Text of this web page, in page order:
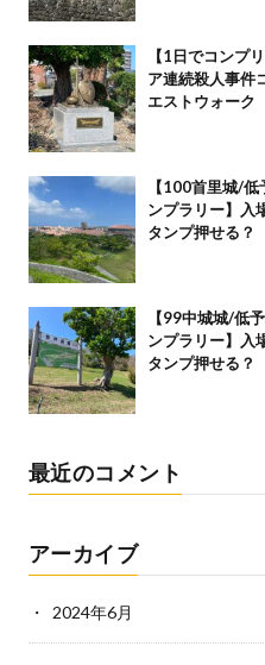
【1日でコンプ
ア連続殺人事件
エストウォーク
【100首里城/
ンプラリー】入
タンプ押せる？
【99中城城/低
ンプラリー】入
タンプ押せる？
最近のコメント
アーカイブ
2024年6月